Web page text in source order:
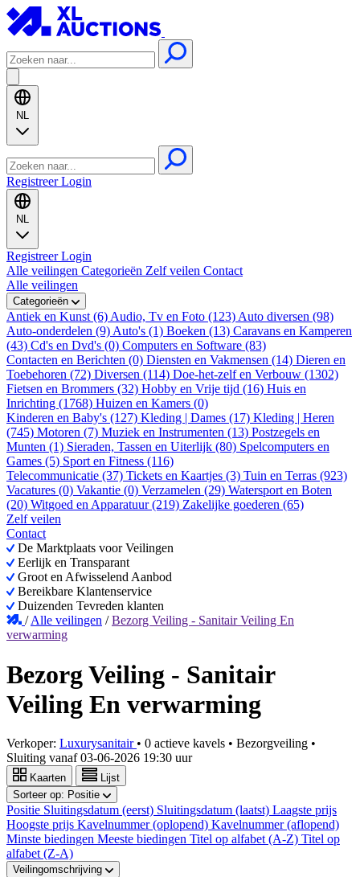
NL
RegistreerLogin
NL
RegistreerLogin
Alle veilingen Categorieën Zelf veilen Contact
Alle veilingen
Categorieën
Antiek en Kunst (6) Audio, Tv en Foto (123) Auto diversen (98)
Auto-onderdelen (9) Auto's (1) Boeken (13) Caravans en Kamperen
(43) Cd's en Dvd's (0) Computers en Software (83)
Contacten en Berichten (0) Diensten en Vakmensen (14) Dieren en
Toebehoren (72) Diversen (114) Doe-het-zelf en Verbouw (1302)
Fietsen en Brommers (32) Hobby en Vrije tijd (16) Huis en
Inrichting (1768) Huizen en Kamers (0)
Kinderen en Baby's (127) Kleding | Dames (17) Kleding | Heren
(745) Motoren (7) Muziek en Instrumenten (13) Postzegels en
Munten (1) Sieraden, Tassen en Uiterlijk (80) Spelcomputers en
Games (5) Sport en Fitness (116)
Telecommunicatie (37) Tickets en Kaartjes (3) Tuin en Terras (923)
Vacatures (0) Vakantie (0) Verzamelen (29) Watersport en Boten
(20) Witgoed en Apparatuur (219) Zakelijke goederen (65)
Zelf veilen
Contact
De Marktplaats voor Veilingen
Eerlijk en Transparant
Groot en Afwisselend Aanbod
Bereikbare Klantenservice
Duizenden Tevreden klanten
/Alle veilingen /Bezorg Veiling - Sanitair Veiling En
verwarming
Bezorg Veiling - Sanitair
Veiling En verwarming
Verkoper: Luxurysanitair • 0 actieve kavels • Bezorgveiling •
Sluiting vanaf03-06-2026 19:30 uur
Kaarten
Lijst
Sorteer op: Positie
Positie Sluitingsdatum (eerst) Sluitingsdatum (laatst) Laagste prijs
Hoogste prijs Kavelnummer (oplopend) Kavelnummer (aflopend)
Minste biedingen Meeste biedingen Titel op alfabet (A-Z) Titel op
alfabet (Z-A)
Veilingomschrijving